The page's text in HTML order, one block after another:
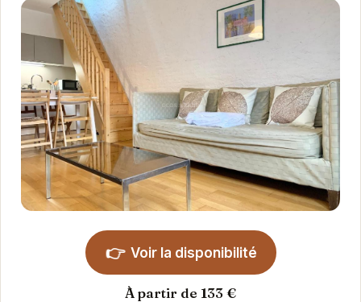
👉 Voir la disponibilité
À partir de 133 €